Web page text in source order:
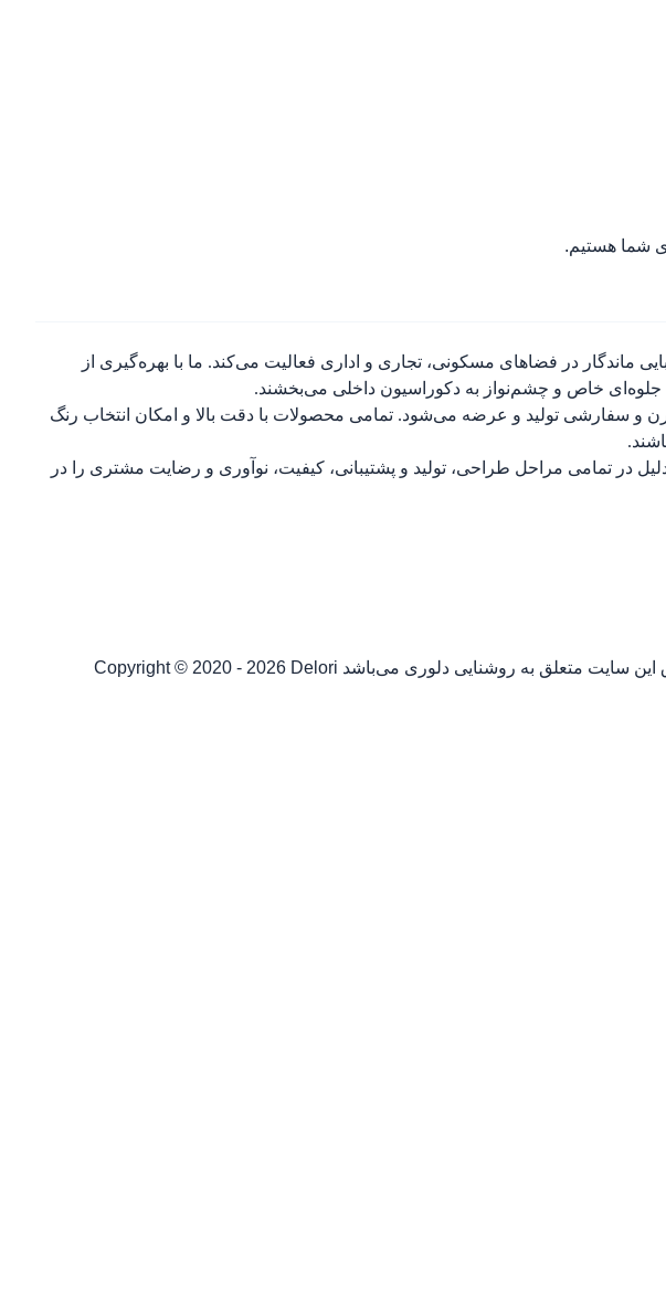
ماندگار در فضاهای مسکونی، تجاری و اداری فعالیت می‌کند. ما با بهره‌گیری از
جلوه‌ای خاص و چشم‌نواز به دکوراسیون داخلی می‌بخشند.
و سفارشی تولید و عرضه می‌شود. تمامی محصولات با دقت بالا و امکان انتخاب رنگ
در تمامی مراحل طراحی، تولید و پشتیبانی، کیفیت، نوآوری و رضایت مشتری را در
این سایت متعلق به روشنایی دلوری می‌باشد Copyright © 2020 - 2026 Delori